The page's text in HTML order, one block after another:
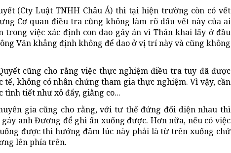
(Cty Luật TNHH Châu Á) thì tại hiện trường còn có vết
Cơ quan điều tra cũng không làm rõ dấu vết này của ai
trong việc xác định con dao gây án vì Thân khai lấy ở đầu
Văn khẳng định không để dao ở vị trí này và cũng không
cũng cho rằng việc thực nghiệm điều tra tuy đã được
không có nhân chứng tham gia thực nghiệm. Vì vậy, cần
tiết như xô đẩy, giằng co...
gia cũng cho rằng, với tư thế đứng đối diện nhau thì
anh Đương để ghì ấn xuống được. Hơn nữa, nếu có việc
được thì hướng đâm lúc này phải là từ trên xuống chứ
lên phía trên.